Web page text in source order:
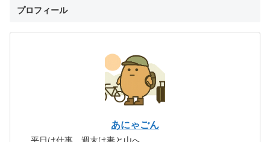
プロフィール
あにゃごん